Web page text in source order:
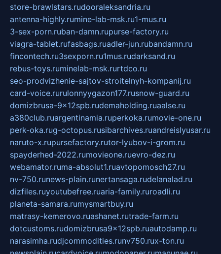
store-brawlstars.rudooraleksandria.ru
antenna-highly.rumine-lab-msk.ru1-mus.ru
3-sex-porn.ruban-damn.rupurse-factory.ru
viagra-tablet.rufasbags.ruadler-jun.rubandamn.ru
fincontech.ru3sexporn.ru1mus.rudarksand.ru
rebus-toys.ruminelab-msk.rurtdco.ru
seo-prodvizhenie-sajtov-stroitelnyh-kompanij.ru
card-voice.rurulonnyygazon177.rusnow-guard.ru
domizbrusa-9x12spb.rudemaholding.ruaalse.ru
a380club.ruargentinamia.ruperkoka.rumovie-one.ru
perk-oka.rug-octopus.rusibarchives.ruandreislyusar.ru
naruto-x.rupursefactory.rutor-lyubov-i-grom.ru
spayderhed-2022.rumovieone.ruevro-dez.ru
webamator.ruma-absolut1.ruavtopomosch27.ru
nv-750.runews-plain.runertansaga.rudelanalad.ru
dizfiles.ruyoutubefree.ruaria-family.ruroadli.ru
planeta-samara.rumysmartbuy.ru
matrasy-kemerovo.ruashanet.rutrade-farm.ru
dotcustoms.rudomizbrusa9x12spb.ruautodamp.ru
narasimha.rudjcommodities.runv750.rux-ton.ru